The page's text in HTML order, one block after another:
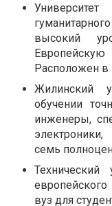
высокий
Расположен в
Жилинский
обучении
инженеры,
семь
вуз для